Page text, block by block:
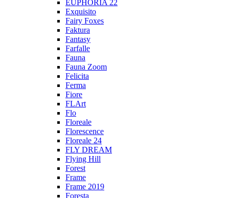
EUPHORIA 22
Exquisito
Fairy Foxes
Faktura
Fantasy
Farfalle
Fauna
Fauna Zoom
Felicita
Ferma
Fiore
FLArt
Flo
Floreale
Florescence
Floreale 24
FLY DREAM
Flying Hill
Forest
Frame
Frame 2019
Foresta